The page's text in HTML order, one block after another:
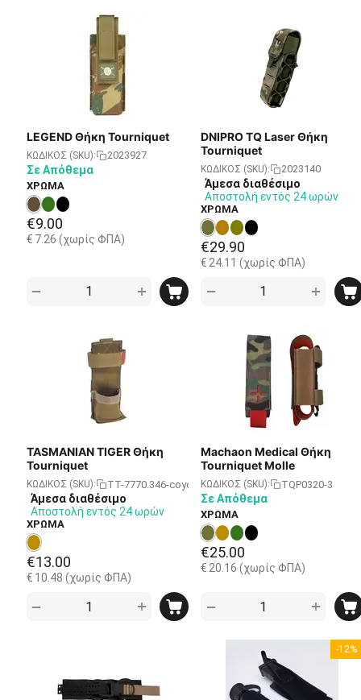
LEGEND Θήκη Tourniquet
ΚΩΔΙΚΟΣ (SKU): 2023927
Σε Απόθεμα
ΧΡΩΜΑ
€9.00
€ 7.26 (χωρίς ΦΠΑ)
+
−
DNIPRO TQ Laser Θήκη
Tourniquet
ΚΩΔΙΚΟΣ (SKU): 2023140
Άμεσα διαθέσιμο
Αποστολή εντός 24 ωρών
ΧΡΩΜΑ
€29.90
€ 24.11 (χωρίς ΦΠΑ)
+
−
TASMANIAN TIGER Θήκη
Tourniquet
ΚΩΔΙΚΟΣ (SKU): TT-7770.346-coyote-brown
Άμεσα διαθέσιμο
Αποστολή εντός 24 ωρών
ΧΡΩΜΑ
€13.00
€ 10.48 (χωρίς ΦΠΑ)
+
−
Machaon Medical Θήκη
Tourniquet Molle
ΚΩΔΙΚΟΣ (SKU): TQP0320-3
Σε Απόθεμα
ΧΡΩΜΑ
€25.00
€ 20.16 (χωρίς ΦΠΑ)
+
−
-12%